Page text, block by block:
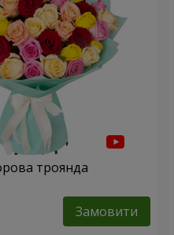
троянда
Замовити